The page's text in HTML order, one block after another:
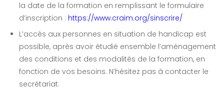
la date de la formation en remplissant le formulaire
d’inscription : https://www.craim.org/sinscrire/
L’accès aux personnes en situation de handicap est
possible, après avoir étudié ensemble l’aménagement
des conditions et des modalités de la formation, en
fonction de vos besoins. N’hésitez pas à contacter le
secrétariat.